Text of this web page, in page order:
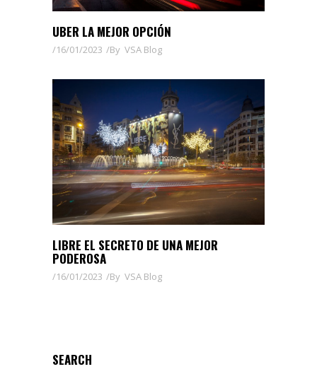
UBER LA MEJOR OPCIÓN
16/01/2023 By VSA Blog
LIBRE EL SECRETO DE UNA MEJOR
PODEROSA
16/01/2023 By VSA Blog
SEARCH